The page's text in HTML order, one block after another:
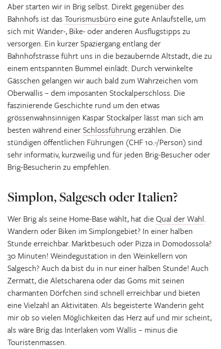
Aber starten wir in Brig selbst. Direkt gegenüber des
Bahnhofs ist das Tourismusbüroeine gute Anlaufstelle, um
sich mit Wander-, Bike- oder anderen Ausflugstipps zu
versorgen. Ein kurzer Spaziergang entlang der
Bahnhofstrasse führt uns in die bezaubernde Altstadt, die zu
einem entspannten Bummel einlädt. Durch verwinkelte
Gässchen gelangen wir auch bald zum Wahrzeichen vom
Oberwallis – dem imposanten Stockalperschloss. Die
faszinierende Geschichte rund um den etwas
grössenwahnsinnigen Kaspar Stockalper lässt man sich am
besten während einerSchlossführungerzählen. Die
stündigen öffentlichen Führungen (CHF 10.-/Person) sind
sehr informativ, kurzweilig und für jeden Brig-Besucher oder
Brig-Besucherin zu empfehlen.
Simplon, Salgesch oder Italien?
Wer Brig als seine Home-Base wählt, hat dieQual der Wahl.
Wandern oder Biken im Simplongebiet? In einer halben
Stunde erreichbar. Marktbesuch oder Pizza in Domodossola?
30 Minuten! Weindegustation in den Weinkellern von
Salgesch? Auch da bist du in nur einer halben Stunde! Auch
Zermatt, die Aletscharena oder das Goms mit seinen
charmanten Dörfchen sind schnell erreichbar und bieten
eine Vielzahl an Aktivitäten. Als begeisterte Wanderin geht
mir ob so vielen Möglichkeiten das Herz auf und mir scheint,
als wäre Brig das Interlaken vom Wallis – minus die
Touristenmassen.